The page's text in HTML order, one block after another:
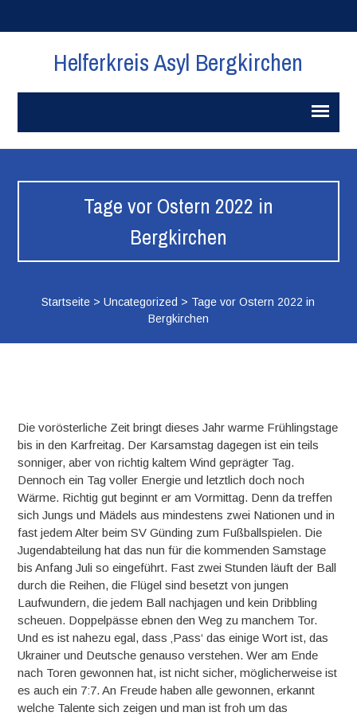
Helferkreis Asyl Bergkirchen
Tage vor Ostern 2022 in
Bergkirchen
Startseite >Uncategorized > Tage vor Ostern 2022 in
Bergkirchen
Die vorösterliche Zeit bringt dieses Jahr warme Frühlingstage
bis in den Karfreitag. Der Karsamstag dagegen ist ein teils
sonniger, aber von richtig kaltem Wind geprägter Tag.
Dennoch ein Tag voller Energie und letztlich doch noch
Wärme. Richtig gut beginnt er am Vormittag. Denn da treffen
sich Jungs und Mädels aus mindestens zwei Nationen und in
fast jedem Alter beim SV Günding zum Fußballspielen. Die
Jugendabteilung hat das nun für die kommenden Samstage
bis Anfang Juli so eingeführt. Fast zwei Stunden läuft der Ball
durch die Reihen, die Flügel sind besetzt von jungen
Laufwundern, die jedem Ball nachjagen und kein Dribbling
scheuen. Doppelpässe ebnen den Weg zu manchem Tor.
Und es ist nahezu egal, dass ‚Pass‘ das einige Wort ist, das
Ukrainer und Deutsche genauso verstehen. Wer am Ende
nach Toren gewonnen hat, ist nicht sicher, möglicherweise ist
es auch ein 7:7. An Freude haben alle gewonnen, erkannt
welche Talente sich zeigen und man ist froh um das